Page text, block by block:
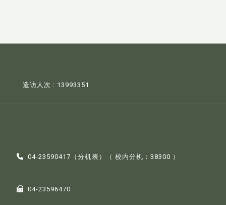
造访人次 : 13993351
04-23590417（分机表 ）（ 校内分机：38300 ）
04-23596470